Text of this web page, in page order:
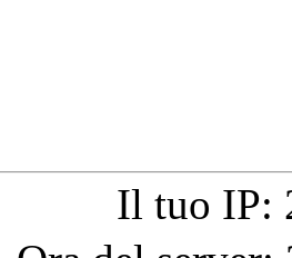
Il tuo IP: